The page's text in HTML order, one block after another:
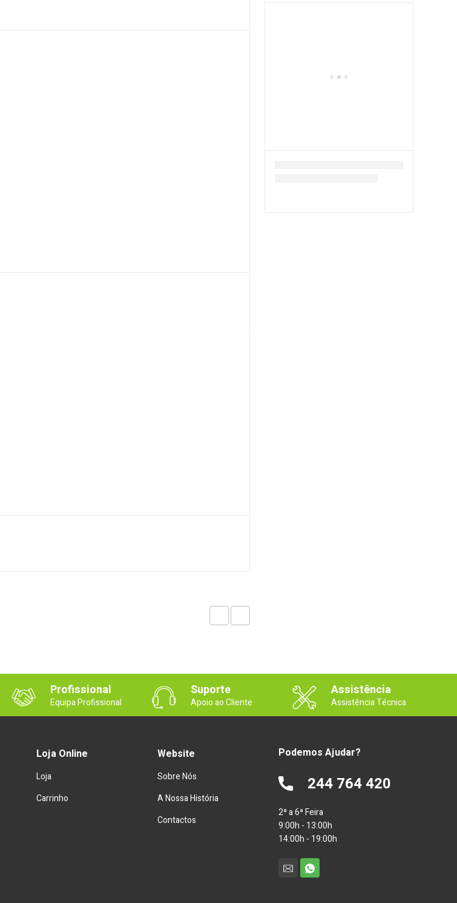
Profissional
Equipa Profissional
Suporte
Apoio ao Cliente
Assistência
Assistência Técnica
Loja Online
Loja
Carrinho
Website
Sobre Nós
A Nossa História
Contactos
Podemos Ajudar?
244 764 420
2ª a 6ª Feira
9:00h - 13:00h
14:00h - 19:00h